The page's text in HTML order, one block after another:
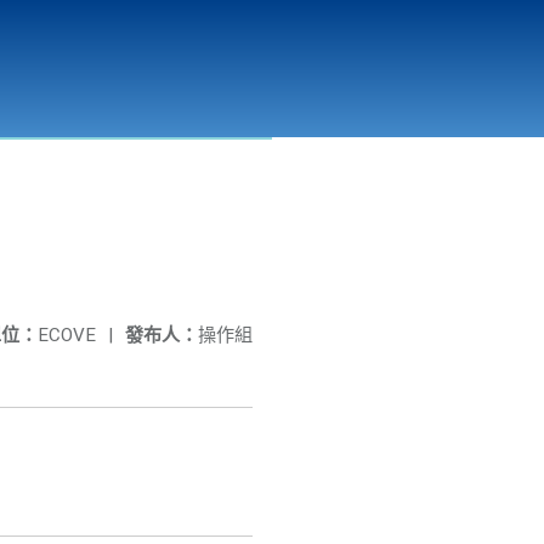
發布人： 操作組
： ECOVE |